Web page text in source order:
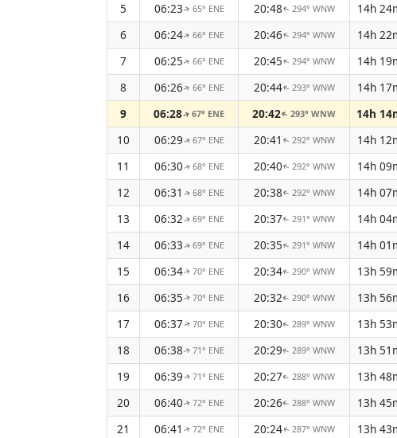
5
06:23↑ 65° ENE 20:48↑ 294° WNW 14h
6
06:24↑ 66° ENE 20:46↑ 294° WNW 14h
7
06:25↑ 66° ENE 20:45↑ 294° WNW 14h
8
06:26↑ 66° ENE 20:44↑ 293° WNW 14h
9
06:28↑67° ENE 20:42↑293° WNW 14h
10
06:29↑ 67° ENE 20:41 ↑ 292° WNW 14h
11
06:30↑ 68° ENE 20:40↑ 292° WNW 14h
12
06:31 ↑ 68° ENE 20:38↑ 292° WNW 14h
13
06:32↑ 69° ENE 20:37↑ 291° WNW 14h
14
06:33↑ 69° ENE 20:35↑ 291° WNW 14h
15
06:34↑ 70° ENE 20:34↑ 290° WNW 13h
16
06:35↑ 70° ENE 20:32↑ 290° WNW 13h
17
06:37↑ 70° ENE 20:30↑ 289° WNW 13h
18
06:38↑ 71° ENE 20:29↑ 289° WNW 13h
19
06:39↑ 71° ENE 20:27↑ 288° WNW 13h
20
06:40↑ 72° ENE 20:26↑ 288° WNW 13h
21
06:41 ↑ 72° ENE 20:24↑ 287° WNW 13h